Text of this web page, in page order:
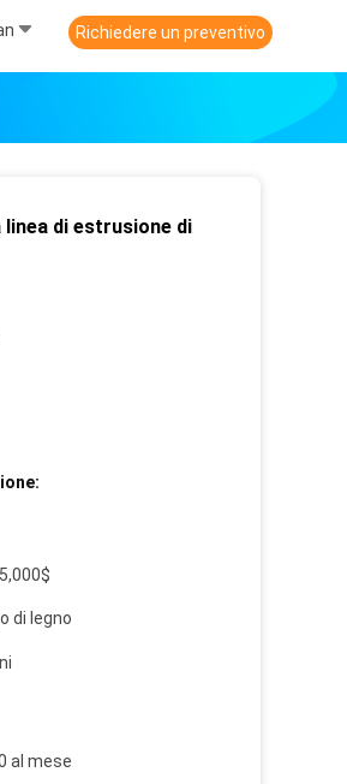
Richiedere un preventivo
di estrusione di
di legno
al mese